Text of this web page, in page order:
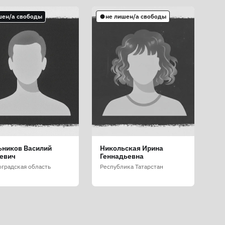
а свободы
Василий
область
не лишен/а свободы
Никольская Ирина
Геннадьевна
Республика Татарстан